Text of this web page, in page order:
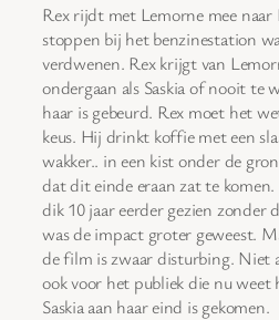
Rex rijdt met Lemorne mee
stoppen bij het benzinestation
verdwenen. Rex krijgt van
ondergaan als Saskia of nooit te
haar is gebeurd. Rex moet het
keus. Hij drinkt koffie met een
wakker.. in een kist onder de
dat dit einde eraan zat te
dik 10 jaar eerder gezien zonder
was de impact groter geweest.
de film is zwaar disturbing. Niet
ook voor het publiek die nu weet
Saskia aan haar eind is gekomen.